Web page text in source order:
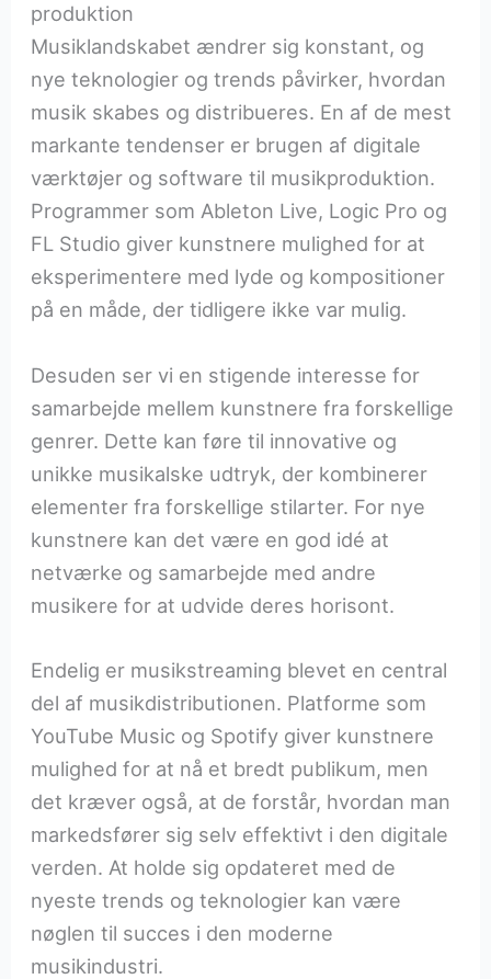
produktion
Musiklandskabet ændrer sig konstant, og
nye teknologier og trends påvirker, hvordan
musik skabes og distribueres. En af de mest
markante tendenser er brugen af digitale
værktøjer og software til musikproduktion.
Programmer som Ableton Live, Logic Pro og
FL Studio giver kunstnere mulighed for at
eksperimentere med lyde og kompositioner
på en måde, der tidligere ikke var mulig.
Desuden ser vi en stigende interesse for
samarbejde mellem kunstnere fra forskellige
genrer. Dette kan føre til innovative og
unikke musikalske udtryk, der kombinerer
elementer fra forskellige stilarter. For nye
kunstnere kan det være en god idé at
netværke og samarbejde med andre
musikere for at udvide deres horisont.
Endelig er musikstreaming blevet en central
del af musikdistributionen. Platforme som
YouTube Music og Spotify giver kunstnere
mulighed for at nå et bredt publikum, men
det kræver også, at de forstår, hvordan man
markedsfører sig selv effektivt i den digitale
verden. At holde sig opdateret med de
nyeste trends og teknologier kan være
nøglen til succes i den moderne
musikindustri.